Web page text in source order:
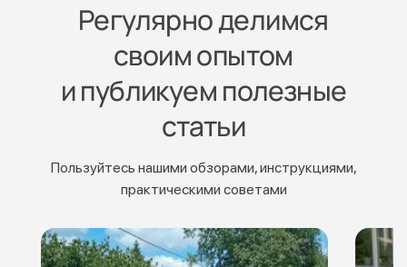
Регулярно делимся
своим опытом
и публикуем полезные
статьи
Пользуйтесь нашими обзорами, инструкциями,
практическими советами